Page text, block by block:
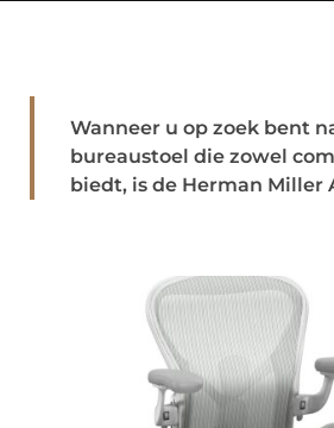
Wanneer u op zoek bent
bureaustoel die zowel
biedt, is de Herman Miller